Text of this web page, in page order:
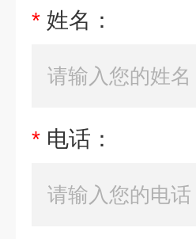
* 姓名：
* 电话：